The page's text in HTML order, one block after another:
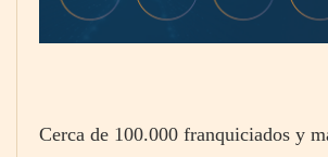
Cerca de 100.000 franquiciados y